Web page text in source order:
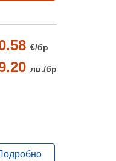
€/бр
лв./бр